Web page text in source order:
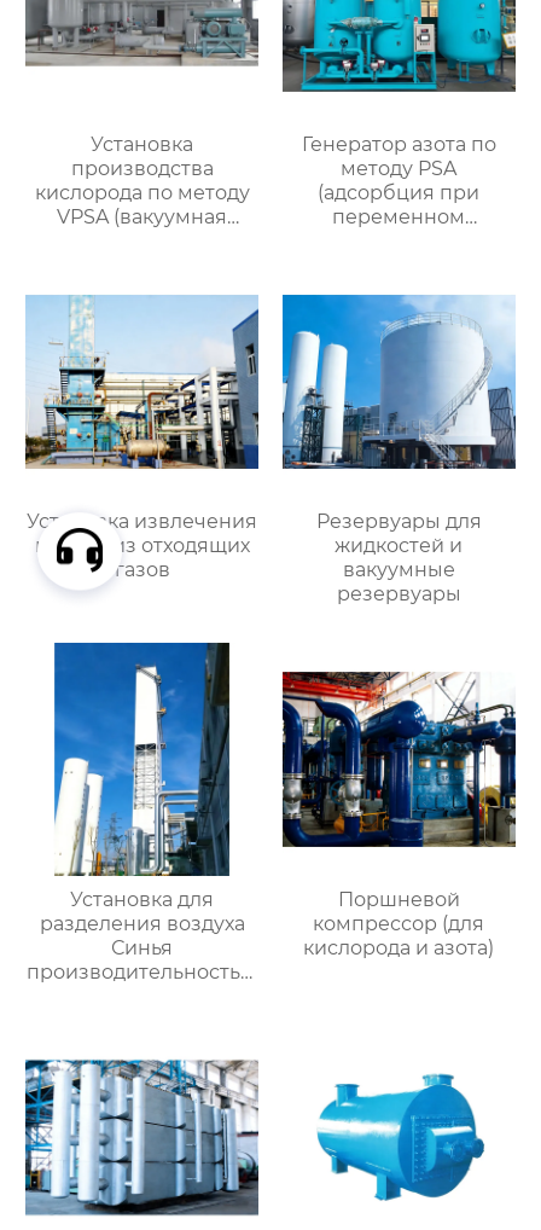
Установка
производства
кислорода по методу
VPSA (вакуумная
Генератор азота по
методу PSA
(адсорбция при
переменном
Установка извлечения
метана из отходящих
газов
Резервуары для
жидкостей и
вакуумные
резервуары
Установка для
разделения воздуха
Синья
производительностью
Поршневой
компрессор (для
кислорода и азота)